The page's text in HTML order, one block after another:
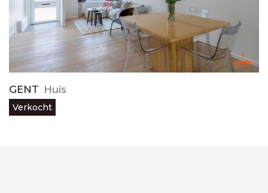
GENT Huis
Verkocht